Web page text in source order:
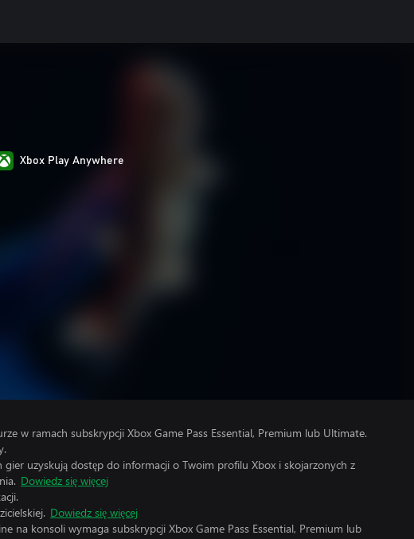
Xbox Play Anywhere
w ramach subskrypcji Xbox Game Pass Essential, Premium lub Ultimate.
gier uzyskują dostęp do informacji o Twoim profilu Xbox i skojarzonych z
Dowiedz się więcej
Dowiedz się więcej
na konsoli wymaga subskrypcji Xbox Game Pass Essential, Premium lub